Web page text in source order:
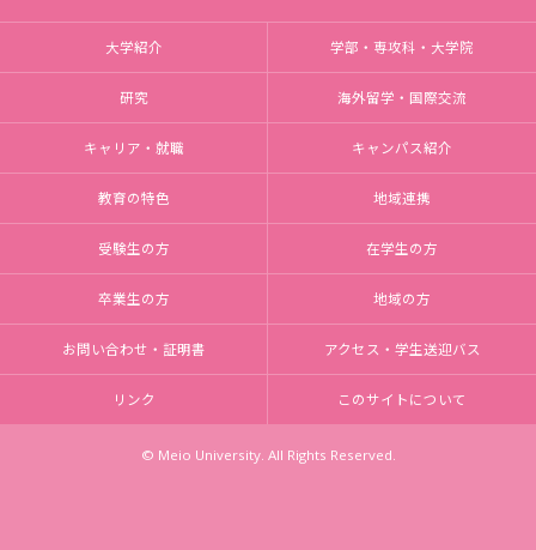
大学紹介 学部・専攻科・大学院
研究 海外留学・国際交流
キャリア・就職 キャンパス紹介
教育の特色 地域連携
受験生の方 在学生の方
卒業生の方 地域の方
お問い合わせ・証明書 アクセス・学生送迎バス
リンク このサイトについて
© Meio University. All Rights Reserved.